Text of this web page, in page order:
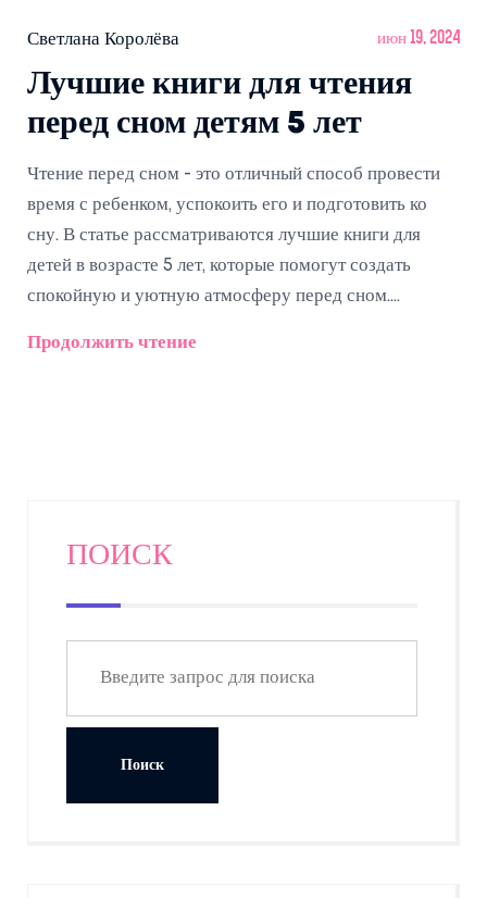
Светлана Королёва июн 19, 2024
Лучшие книги для чтения
перед сном детям 5 лет
Чтение перед сном - это отличный способ провести
время с ребенком, успокоить его и подготовить ко
сну. В статье рассматриваются лучшие книги для
детей в возрасте 5 лет, которые помогут создать
спокойную и уютную атмосферу перед сном.
каждая семья могла найти что-то подходящее именно
Продолжить чтение
ПОИСК